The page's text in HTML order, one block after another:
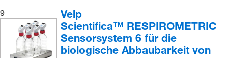
9
Velp
Scientifica™ RESPIROMETRIC
Sensorsystem 6 für die
biologische Abbaubarkeit von